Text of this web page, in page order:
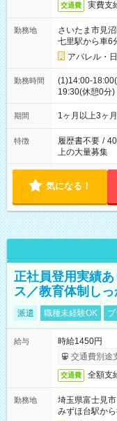
交通費 実費支
勤務地
さいたま市見
七里駅から車6
アパレル・
勤務時間
(1)14:00-
19:30(休憩0分
ます
期間 1ヶ月以上3ヶ
特徴 履歴書不要 /
上の大量募集
気になる！
正社員登用実績
ス／教育体制し
派遣 職種未経験OK
給与
時給1450円
交通費別途
交通費 全額支
勤務地
埼玉県富士見市
みずほ台駅か